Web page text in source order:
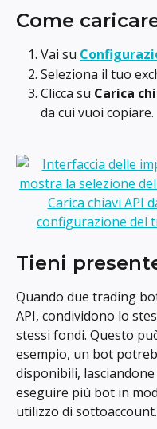
Come
Vai su
Seleziona il tuo
Clicca su Carica
da cui vuoi copiare.
Tieni
Quando due trading
API, condividono lo
stessi fondi. Questo
esempio, un bot
disponibili,
eseguire più bot in
utilizzo di sottoaccount.